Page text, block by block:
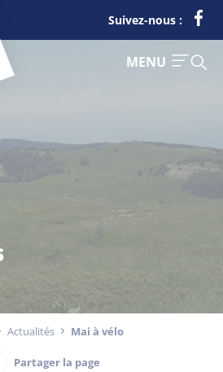
Suivez-nous :
Touriste
Entreprise
MENU
FERMER
Actualités Mai à vélo
Partager la page
Actualités